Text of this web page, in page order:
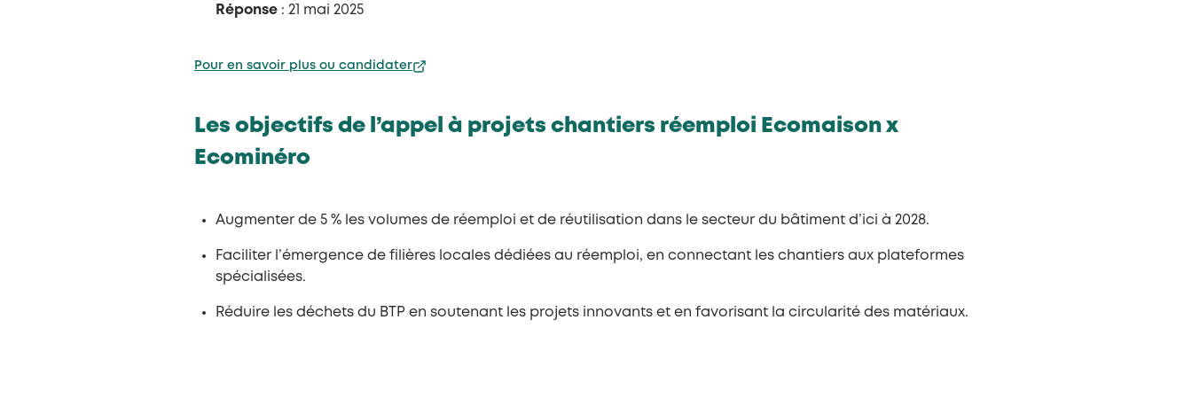
Réponse : 21 mai 2025
Pour en savoir plus ou candidater
Les objectifs de l’appel à projets chantiers réemploi Ecomaison x
Ecominéro
Augmenter de 5 % les volumes de réemploi et de réutilisation dans le secteur du bâtiment d’ici à 2028.
Faciliter l’émergence de filières locales dédiées au réemploi, en connectant les chantiers aux plateformes
spécialisées.
Réduire les déchets du BTP en soutenant les projets innovants et en favorisant la circularité des matériaux.